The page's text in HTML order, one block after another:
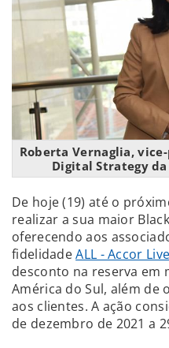
Roberta Vernaglia,
Digital Strategy
De hoje (19) até o
realizar a sua maior
oferecendo aos
fidelidadeALL - Accor
desconto na reserva em
América do Sul, além
aos clientes. A ação
de dezembro de 2021 a